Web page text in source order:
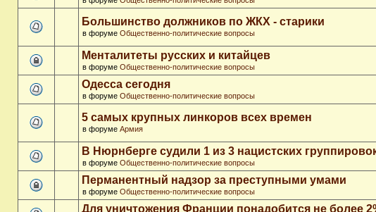
Большинство должников по ЖКХ - старики
в форуме Общественно-политические вопросы
Менталитеты русских и китайцев
в форуме Общественно-политические вопросы
Одесса сегодня
в форуме Общественно-политические вопросы
5 самых крупных линкоров всех времен
в форуме Армия
В Нюрнберге судили 1 из 3 нацистских
в форуме Общественно-политические вопросы
Перманентный надзор за преступными умами
в форуме Общественно-политические вопросы
Для уничтожения Франции понадобится не более